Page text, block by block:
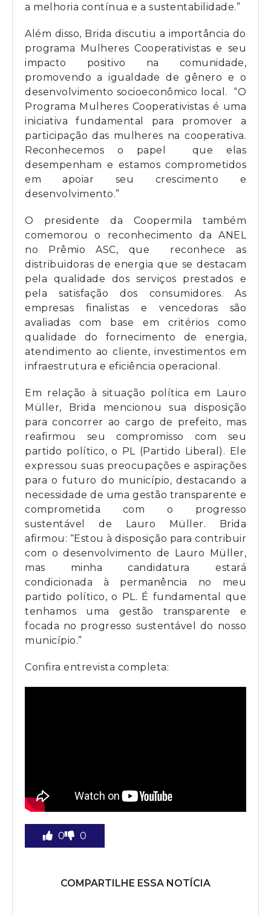
a melhoria contínua e a sustentabilidade.”
Além disso, Brida discutiu a importância do
programa Mulheres Cooperativistas e seu
impacto positivo na comunidade,
promovendo a igualdade de gênero e o
desenvolvimento socioeconômico local. “O
Programa Mulheres Cooperativistas é uma
iniciativa fundamental para promover a
participação das mulheres na cooperativa.
Reconhecemos o papel que elas
desempenham e estamos comprometidos
em apoiar seu crescimento e
desenvolvimento.”
O presidente da Coopermila também
comemorou o reconhecimento da ANEL
no Prêmio ASC, que reconhece as
distribuidoras de energia que se destacam
pela qualidade dos serviços prestados e
pela satisfação dos consumidores. As
empresas finalistas e vencedoras são
avaliadas com base em critérios como
qualidade do fornecimento de energia,
atendimento ao cliente, investimentos em
infraestrutura e eficiência operacional.
Em relação à situação política em Lauro
Müller, Brida mencionou sua disposição
para concorrer ao cargo de prefeito, mas
reafirmou seu compromisso com seu
partido político, o PL (Partido Liberal). Ele
expressou suas preocupações e aspirações
para o futuro do município, destacando a
necessidade de uma gestão transparente e
comprometida com o progresso
sustentável de Lauro Müller. Brida
afirmou: “Estou à disposição para contribuir
com o desenvolvimento de Lauro Müller,
mas minha candidatura estará
condicionada à permanência no meu
partido político, o PL. É fundamental que
tenhamos uma gestão transparente e
focada no progresso sustentável do nosso
município.”
Confira entrevista completa:
0 0
COMPARTILHE ESSA NOTÍCIA